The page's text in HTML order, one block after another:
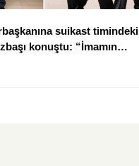
suikast timindeki
konuştu: “İmamın